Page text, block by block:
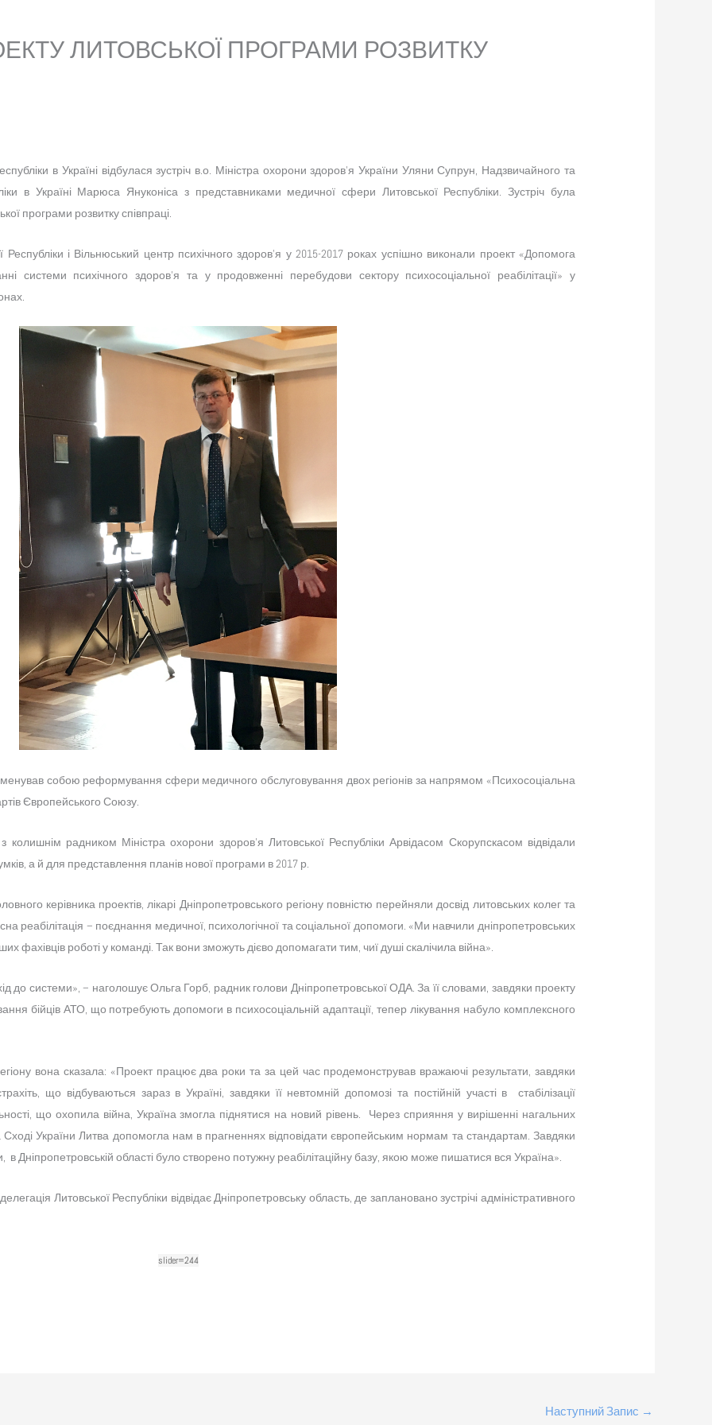
ЛИТОВСЬКОЇ ПРОГРАМИ РОЗВИТКУ
в Україні відбулася зустріч в.о. Міністра охорони здоров’я України Уляни Супрун, Надзвичайного та
в Україні Марюса Януконіса з представниками медичної сфери Литовської Республіки. Зустріч була
програми розвитку співпраці.
Республіки і Вільнюський центр психічного здоров’я у 2015-2017 роках успішно виконали проект «Допомога
системи психічного здоров’я та у продовженні перебудови сектору психосоціальної реабілітації» у
собою реформування сфери медичного обслуговування двох регіонів за напрямом «Психосоціальна
Європейського Союзу.
колишнім радником Міністра охорони здоров’я Литовської Республіки Арвідасом Скорупскасом відвідали
а й для представлення планів нової програми в 2017 р.
керівника проектів, лікарі Дніпропетровського регіону повністю перейняли досвід литовських колег та
реабілітація – поєднання медичної, психологічної та соціальної допомоги. «Ми навчили дніпропетровських
фахівців роботі у команді. Так вони зможуть дієво допомагати тим, чиї душі скалічила війна».
системи», – наголошує Ольга Горб, радник голови Дніпропетровської ОДА. За її словами, завдяки проекту
бійців АТО, що потребують допомоги в психосоціальній адаптації, тепер лікування набуло комплексного
вона сказала: «Проект працює два роки та за цей час продемонстрував вражаючі результати, завдяки
що відбуваються зараз в Україні, завдяки її невтомній допомозі та постійній участі в стабілізації
що охопила війна, Україна змогла піднятися на новий рівень. Через сприяння у вирішенні нагальних
України Литва допомогла нам в прагненнях відповідати європейським нормам та стандартам. Завдяки
Дніпропетровській області було створено потужну реабілітаційну базу, якою може пишатися вся Україна».
Литовської Республіки відвідає Дніпропетровську область, де заплановано зустрічі адміністративного
slider=244
Наступний Запис →